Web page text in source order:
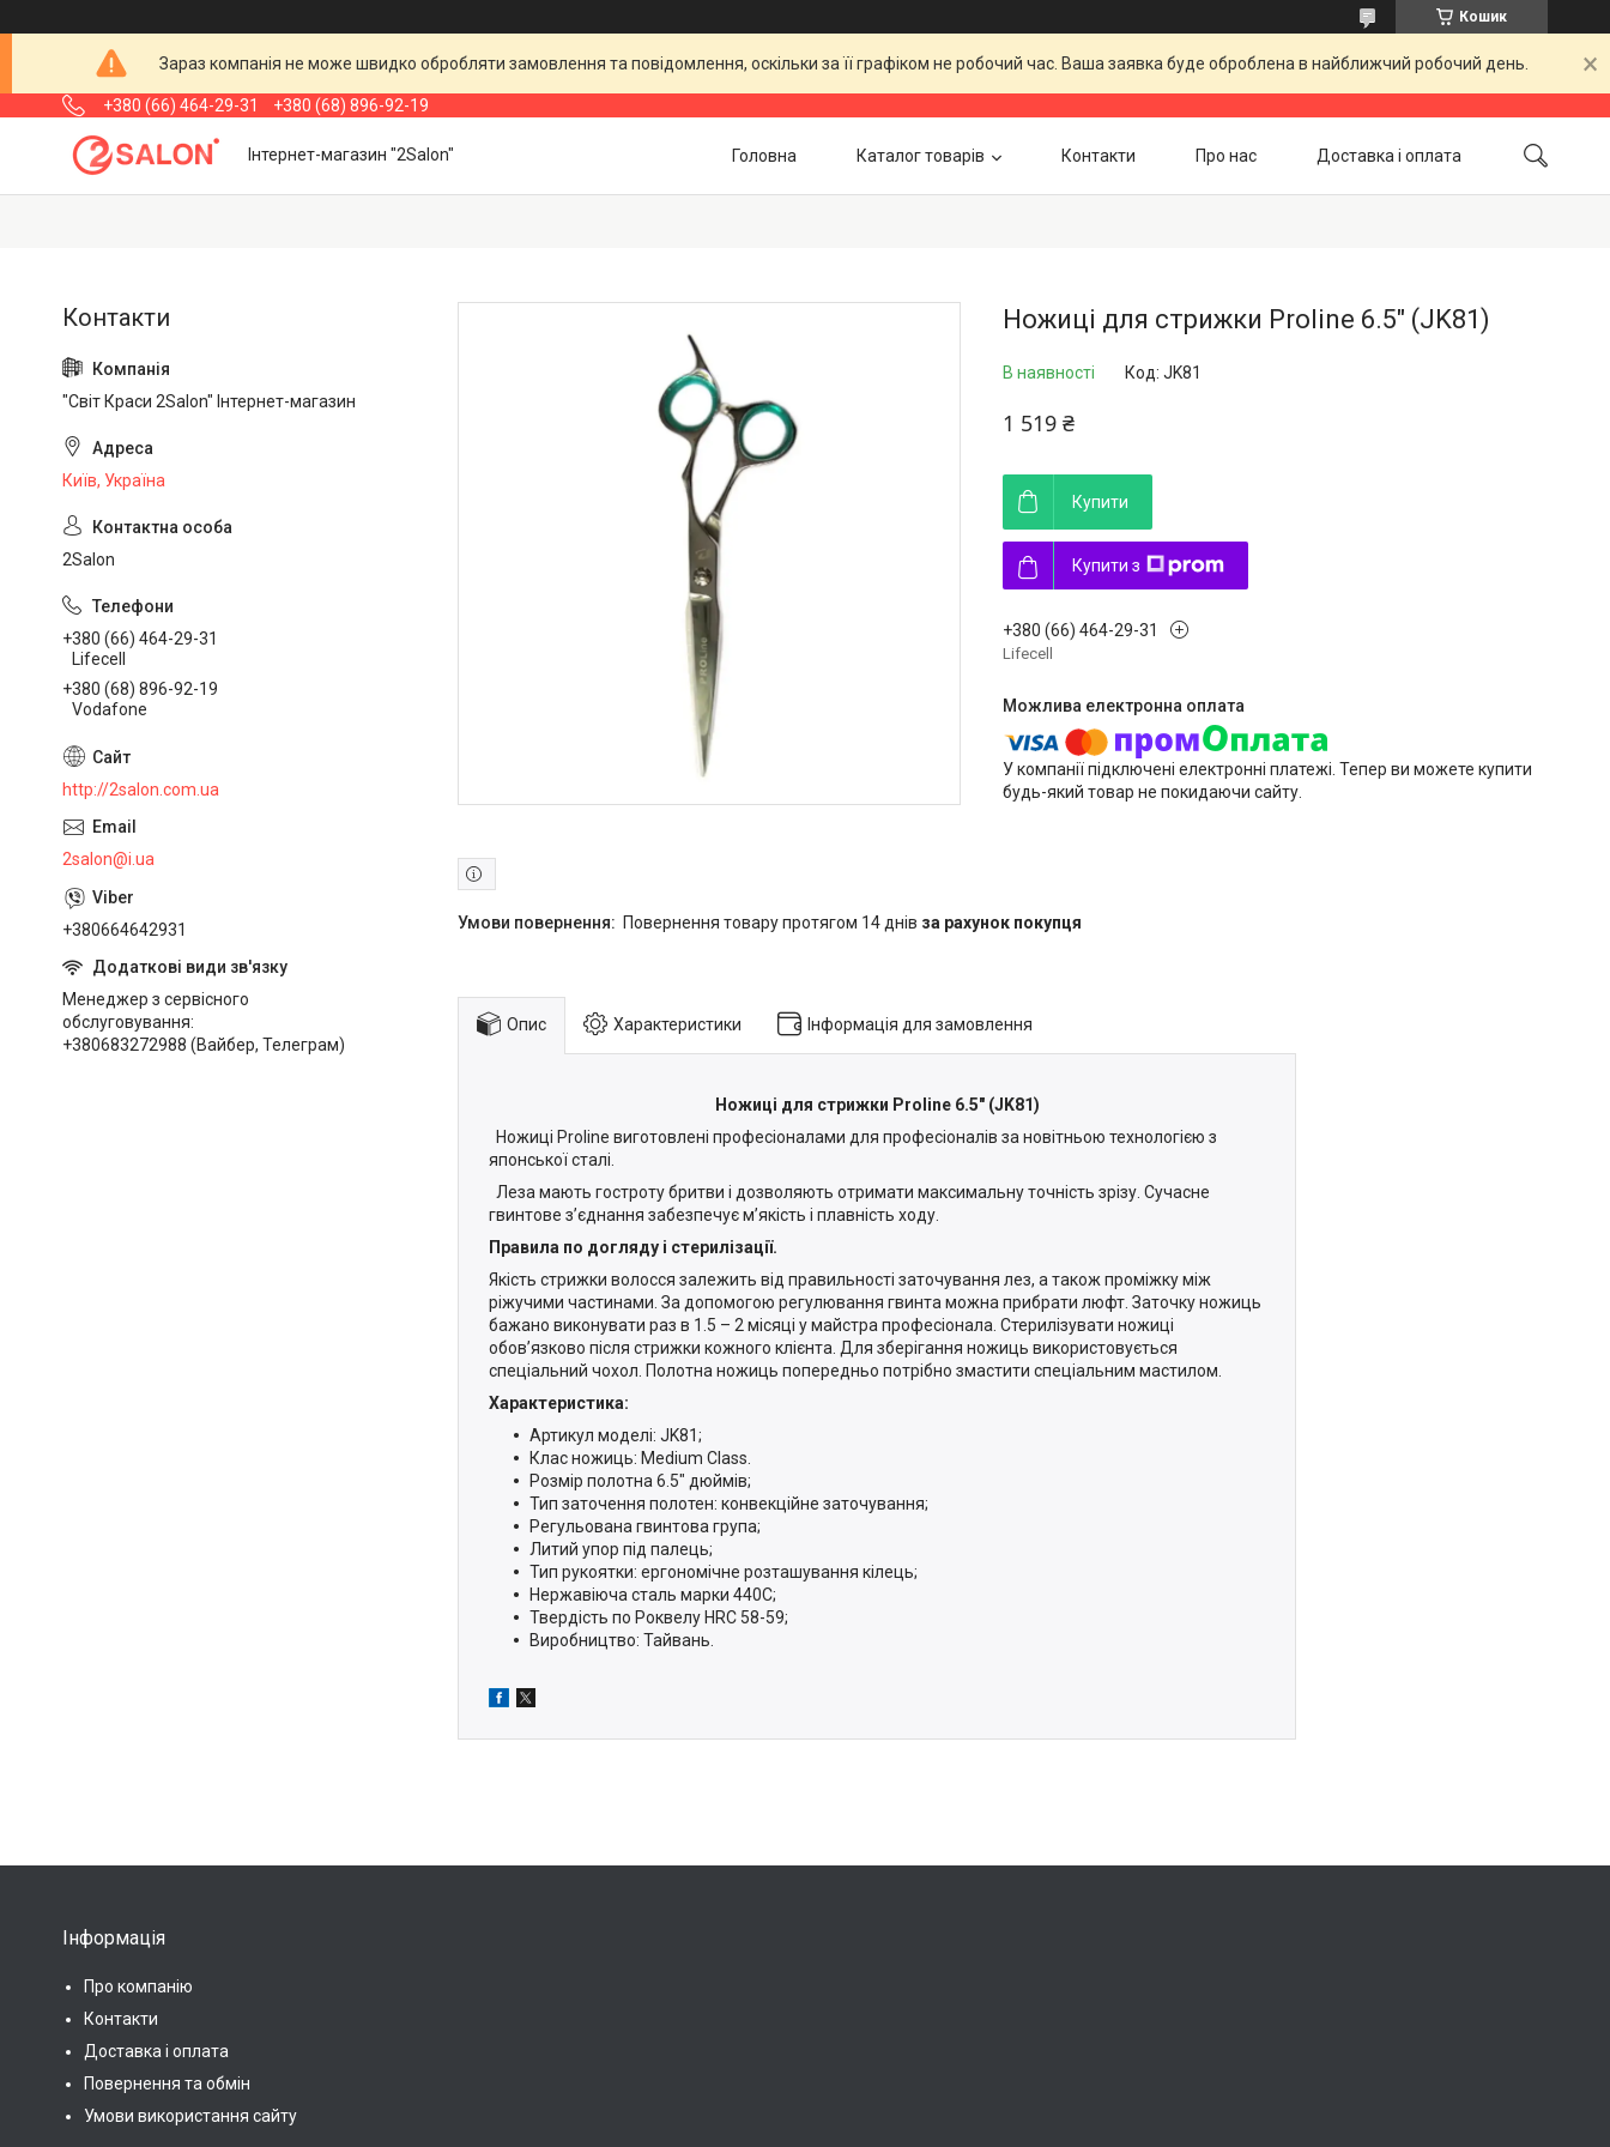
Кошик
Зараз компанія не може швидко обробляти замовлення та повідомлення, оскільки за її графіком не робочий час. Ваша заявка буде оброблена в найближчий робочий день.
+380 (66) 464-29-31 +380 (68) 896-92-19
Інтернет-магазин "2Salon" Головна Каталог товарів Контакти Про нас Доставка і оплата
Ножиці для стрижки Proline 6.5" (JK81)
В наявності Код: JK81
1 519 ₴
Купити
Купити з
+380 (66) 464-29-31
Lifecell
У компанії підключені електронні платежі. Тепер ви можете купити
будь-який товар не покидаючи сайту.
повернення товару протягом 14 днів за рахунок покупця
Опис Характеристики Інформація для замовлення
Ножиці для стрижки Proline 6.5" (JK81)
Ножиці Proline виготовлені професіоналами для професіоналів за новітньою технологією з
японської сталі.
Леза мають гостроту бритви і дозволяють отримати максимальну точність зрізу. Сучасне
гвинтове з’єднання забезпечує м’якість і плавність ходу.
Правила по догляду і стерилізації.
Якість стрижки волосся залежить від правильності заточування лез, а також проміжку між
ріжучими частинами. За допомогою регулювання гвинта можна прибрати люфт. Заточку ножиць
бажано виконувати раз в 1.5 – 2 місяці у майстра професіонала. Стерилізувати ножиці
обов’язково після стрижки кожного клієнта. Для зберігання ножиць використовується
спеціальний чохол. Полотна ножиць попередньо потрібно змастити спеціальним мастилом.
Характеристика:
Артикул моделі: JK81;
Клас ножиць: Medium Class.
Розмір полотна 6.5" дюймів;
Тип заточення полотен: конвекційне заточування;
Регульована гвинтова група;
Литий упор під палець;
Тип рукоятки: ергономічне розташування кілець;
Нержавіюча сталь марки 440С;
Твердість по Роквелу HRC 58-59;
Виробництво: Тайвань.
"Світ Краси 2Salon" Інтернет-магазин
Київ, Україна
2Salon
+380 (66) 464-29-31
Lifecell
+380 (68) 896-92-19
Vodafone
http://2salon.com.ua
2salon@i.ua
+380664642931
Менеджер з сервісного
обслуговування
+380683272988 (Вайбер, Телеграм)
Інформація
Про компанію
Контакти
Доставка і оплата
Повернення та обмін
Умови використання сайту